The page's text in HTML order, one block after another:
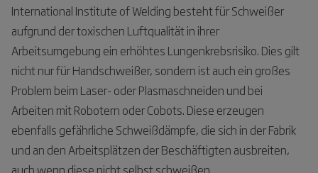
International Institute of Welding besteht für Schweißer
aufgrund der toxischen Luftqualität in ihrer
Arbeitsumgebung ein erhöhtes Lungenkrebsrisiko. Dies gilt
nicht nur für Handschweißer, sondern ist auch ein großes
Problem beim Laser- oder Plasmaschneiden und bei
Arbeiten mit Robotern oder Cobots. Diese erzeugen
ebenfalls gefährliche Schweißdämpfe, die sich in der Fabrik
und an den Arbeitsplätzen der Beschäftigten ausbreiten,
auch wenn diese nicht selbst schweißen.